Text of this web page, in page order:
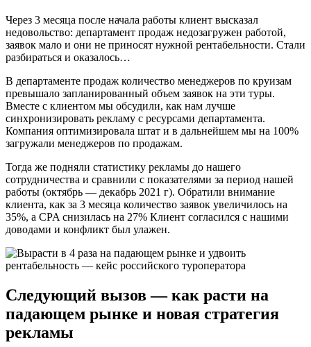
Через 3 месяца после начала работы клиент высказал
недовольство: департамент продаж недозагружен работой,
заявок мало и они не приносят нужной рентабельности. Стали
разбираться и оказалось…
В департаменте продаж количество менеджеров по круизам
превышало запланированный объем заявок на эти туры.
Вместе с клиентом мы обсудили, как нам лучше
синхронизировать рекламу с ресурсами департамента.
Компания оптимизировала штат и в дальнейшем мы на 100%
загружали менеджеров по продажам.
Тогда же подняли статистику рекламы до нашего
сотрудничества и сравнили с показателями за период нашей
работы (октябрь — декабрь 2021 г). Обратили внимание
клиента, как за 3 месяца количество заявок увеличилось на
35%, а CPA снизилась на 27% Клиент согласился с нашими
доводами и конфликт был улажен.
Следующий вызов — как расти на
падающем рынке и новая стратегия
рекламы